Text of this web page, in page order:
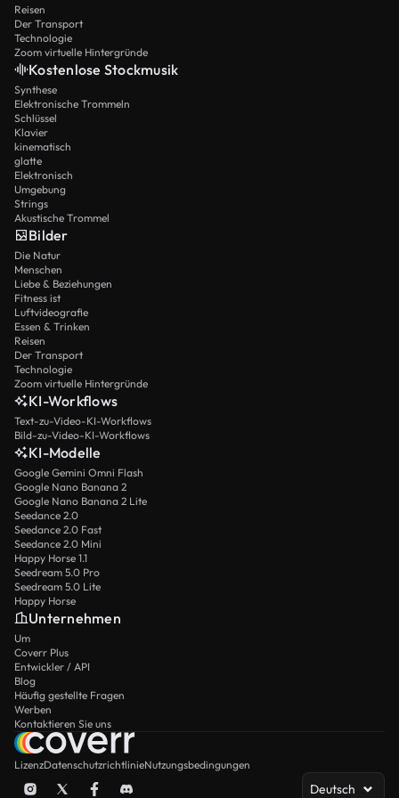
Reisen
Der Transport
Technologie
Zoom virtuelle Hintergründe
Kostenlose Stockmusik
Synthese
Elektronische Trommeln
Schlüssel
Klavier
kinematisch
glatte
Elektronisch
Umgebung
Strings
Akustische Trommel
Bilder
Die Natur
Menschen
Liebe & Beziehungen
Fitness ist
Luftvideografie
Essen & Trinken
Reisen
Der Transport
Technologie
Zoom virtuelle Hintergründe
KI-Workflows
Text-zu-Video-KI-Workflows
Bild-zu-Video-KI-Workflows
KI-Modelle
Google Gemini Omni Flash
Google Nano Banana 2
Google Nano Banana 2 Lite
Seedance 2.0
Seedance 2.0 Fast
Seedance 2.0 Mini
Happy Horse 1.1
Seedream 5.0 Pro
Seedream 5.0 Lite
Happy Horse
Unternehmen
Um
Coverr Plus
Entwickler / API
Blog
Häufig gestellte Fragen
Werben
Kontaktieren Sie uns
LizenzDatenschutzrichtlinieNutzungsbedingungen
Deutsch